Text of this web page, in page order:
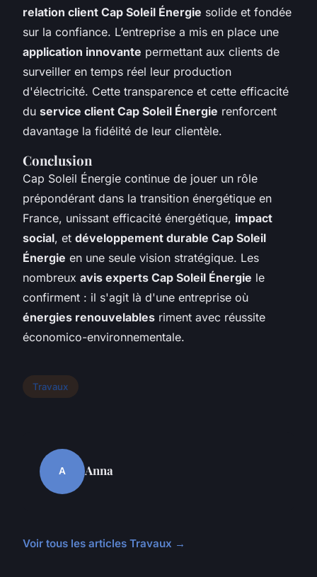
relation client Cap Soleil Énergie solide et fondée
sur la confiance. L’entreprise a mis en place une
application innovante permettant aux clients de
surveiller en temps réel leur production
d'électricité. Cette transparence et cette efficacité
du service client Cap Soleil Énergie renforcent
davantage la fidélité de leur clientèle.
Conclusion
Cap Soleil Énergie continue de jouer un rôle
prépondérant dans la transition énergétique en
France, unissant efficacité énergétique, impact
social, et développement durable Cap Soleil
Énergie en une seule vision stratégique. Les
nombreux avis experts Cap Soleil Énergie le
confirment : il s'agit là d'une entreprise où
énergies renouvelables riment avec réussite
économico-environnementale.
Travaux
A Anna
Voir tous les articles Travaux →